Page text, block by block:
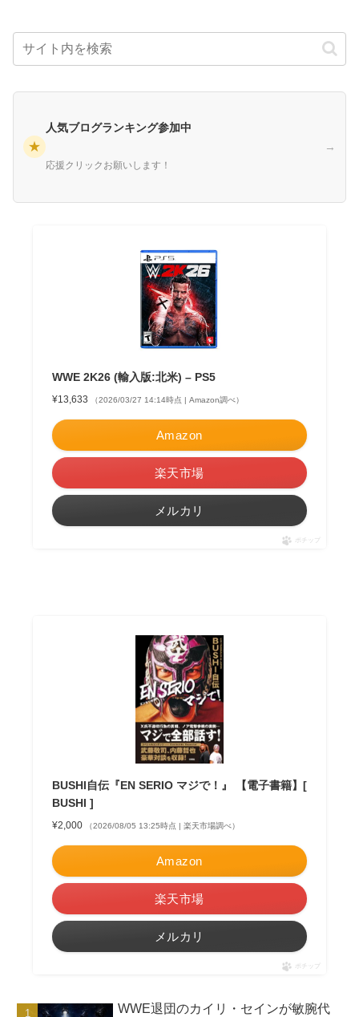
★
人気ブログランキング参加中
応援クリックお願いします！
→
WWE 2K26 (輸入版:北米) – PS5
¥13,633 （2026/03/27 14:14時点 | Amazon調べ）
Amazon
楽天市場
メルカリ
ポチップ
BUSHI自伝『EN SERIO マジで！』 【電子書籍】[
BUSHI ]
¥2,000 （2026/08/05 13:25時点 | 楽天市場調べ）
Amazon
楽天市場
メルカリ
ポチップ
WWE退団のカイリ・セインが敏腕代